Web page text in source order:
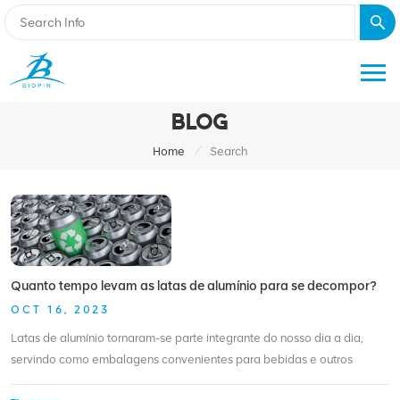
BLOG
Home / Search
Quanto tempo levam as latas de alumínio para se decompor?
OCT 16, 2023
Latas de alumínio tornaram-se parte integrante do nosso dia a dia,
servindo como embalagens convenientes para bebidas e outros